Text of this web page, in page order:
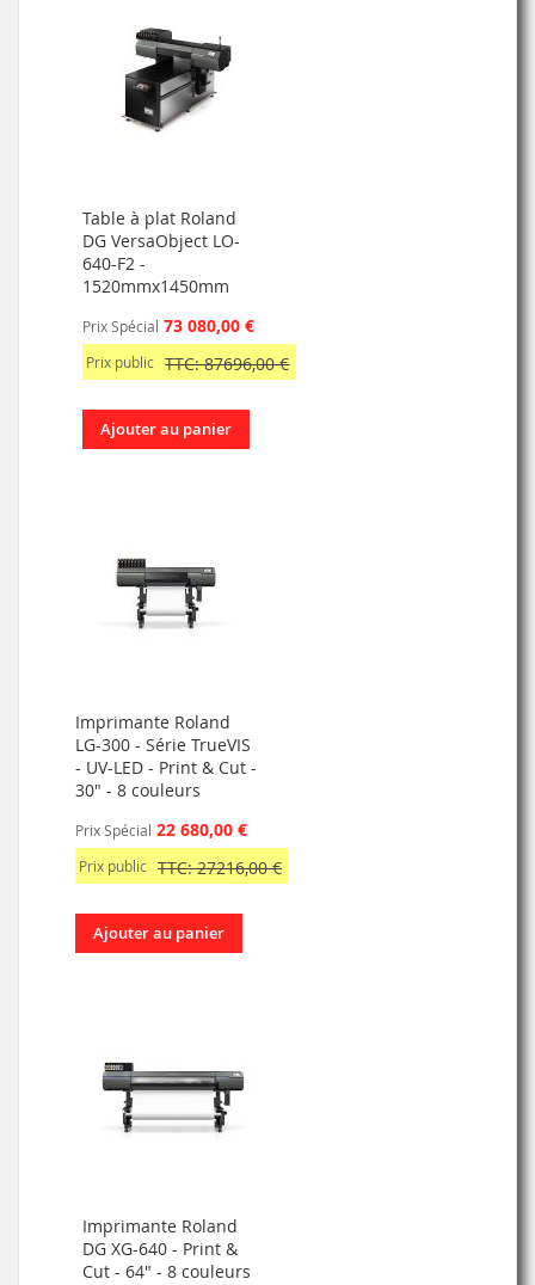
Table à plat Roland
DG VersaObject LO-
640-F2 -
1520mmx1450mm
Prix Spécial 73 080,00 €
Prix public TTC: 87696,00 €
Ajouter au panier
Imprimante Roland
LG-300 - Série TrueVIS
- UV-LED - Print & Cut -
30" - 8 couleurs
Prix Spécial 22 680,00 €
Prix public TTC: 27216,00 €
Ajouter au panier
Imprimante Roland
DG XG-640 - Print &
Cut - 64" - 8 couleurs